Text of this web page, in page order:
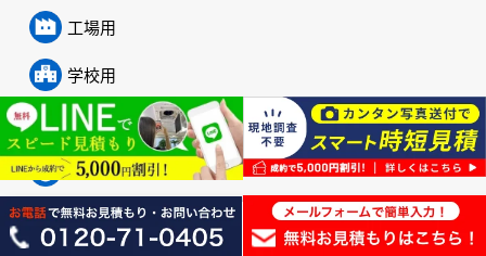
工場用
学校用
農業用
中温用/低温用
寒冷地用